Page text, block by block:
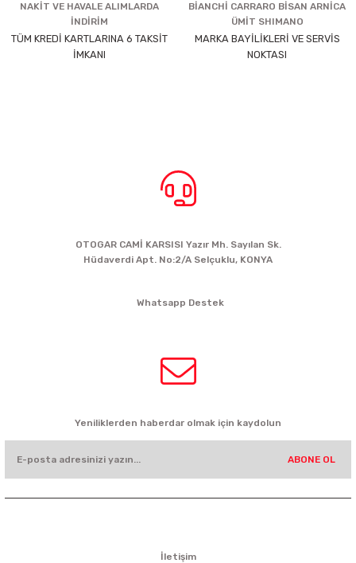
NAKİT VE HAVALE ALIMLARDA
İNDİRİM
TÜM KREDİ KARTLARINA 6 TAKSİT
İMKANI
BİANCHİ CARRARO BİSAN ARNİCA
ÜMİT SHIMANO
MARKA BAYİLİKLERİ VE SERVİS
NOKTASI
OTOGAR CAMİ KARSISI Yazır Mh. Sayılan Sk.
Hüdaverdi Apt. No:2/A Selçuklu, KONYA
Whatsapp Destek
Yeniliklerden haberdar olmak için kaydolun
ABONE OL
İletişim